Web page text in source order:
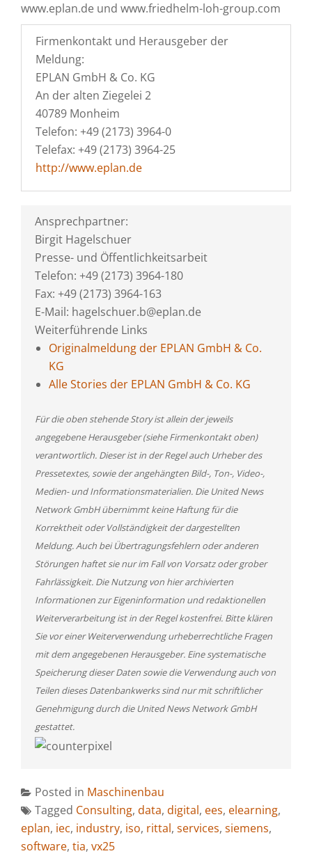
www.eplan.de und www.friedhelm-loh-group.com
Firmenkontakt und Herausgeber der
Meldung:
EPLAN GmbH & Co. KG
An der alten Ziegelei 2
40789 Monheim
Telefon: +49 (2173) 3964-0
Telefax: +49 (2173) 3964-25
http://www.eplan.de
Ansprechpartner:
Birgit Hagelschuer
Presse- und Öffentlichkeitsarbeit
Telefon: +49 (2173) 3964-180
Fax: +49 (2173) 3964-163
E-Mail: hagelschuer.b@eplan.de
Weiterführende Links
Originalmeldung der EPLAN GmbH & Co.
KG
Alle Stories der EPLAN GmbH & Co. KG
Für die oben stehende Story ist allein der jeweils
angegebene Herausgeber (siehe Firmenkontakt oben)
verantwortlich. Dieser ist in der Regel auch Urheber des
Pressetextes, sowie der angehängten Bild-, Ton-, Video-,
Medien- und Informationsmaterialien. Die United News
Network GmbH übernimmt keine Haftung für die
Korrektheit oder Vollständigkeit der dargestellten
Meldung. Auch bei Übertragungsfehlern oder anderen
Störungen haftet sie nur im Fall von Vorsatz oder grober
Fahrlässigkeit. Die Nutzung von hier archivierten
Informationen zur Eigeninformation und redaktionellen
Weiterverarbeitung ist in der Regel kostenfrei. Bitte klären
Sie vor einer Weiterverwendung urheberrechtliche Fragen
mit dem angegebenen Herausgeber. Eine systematische
Speicherung dieser Daten sowie die Verwendung auch von
Teilen dieses Datenbankwerks sind nur mit schriftlicher
Genehmigung durch die United News Network GmbH
gestattet.
Posted in Maschinenbau
Tagged Consulting, data, digital, ees, elearning,
eplan, iec, industry, iso, rittal, services, siemens,
software, tia, vx25